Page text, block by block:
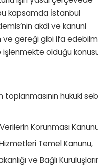
kapsamda İstanbul
akdi ve kanuni
ve gereği gibi ifa
olduğu
toplanmasının hukuki
Korunması
Hizmetleri Temel Kanunu,
ve Bağlı